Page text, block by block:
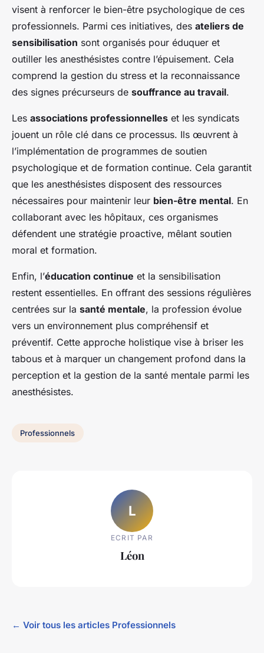
visent à renforcer le bien-être psychologique de ces
professionnels. Parmi ces initiatives, des ateliers de
sensibilisation sont organisés pour éduquer et
outiller les anesthésistes contre l’épuisement. Cela
comprend la gestion du stress et la reconnaissance
des signes précurseurs de souffrance au travail.
Les associations professionnelles et les syndicats
jouent un rôle clé dans ce processus. Ils œuvrent à
l’implémentation de programmes de soutien
psychologique et de formation continue. Cela garantit
que les anesthésistes disposent des ressources
nécessaires pour maintenir leur bien-être mental. En
collaborant avec les hôpitaux, ces organismes
défendent une stratégie proactive, mêlant soutien
moral et formation.
Enfin, l’éducation continue et la sensibilisation
restent essentielles. En offrant des sessions régulières
centrées sur la santé mentale, la profession évolue
vers un environnement plus compréhensif et
préventif. Cette approche holistique vise à briser les
tabous et à marquer un changement profond dans la
perception et la gestion de la santé mentale parmi les
anesthésistes.
Professionnels
L
ECRIT PAR
Léon
← Voir tous les articles Professionnels